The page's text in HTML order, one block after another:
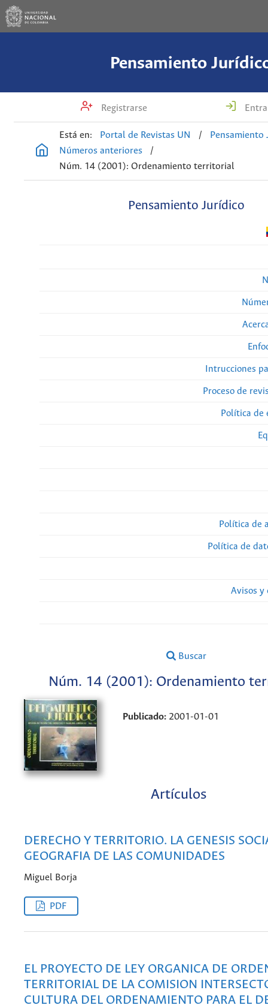
Pensamiento
Registrarse
Está en: Portal de Revistas UN /
Pensamiento
Números anteriores
/
Núm. 14 (2001): Ordenamiento territorial
Pensamiento Jurídico
Intrucciones
Proceso de
Política
Política de
Política de
Avisos y
Buscar
Núm. 14 (2001): Ordenamiento
Publicado: 2001-01-01
Artículos
DERECHO Y TERRITORIO. LA GENESIS
GEOGRAFIA DE LAS COMUNIDADES
Miguel Borja
PDF
EL PROYECTO DE LEY ORGANICA DE
TERRITORIAL DE LA COMISION
CULTURA DEL ORDENAMIENTO PARA EL